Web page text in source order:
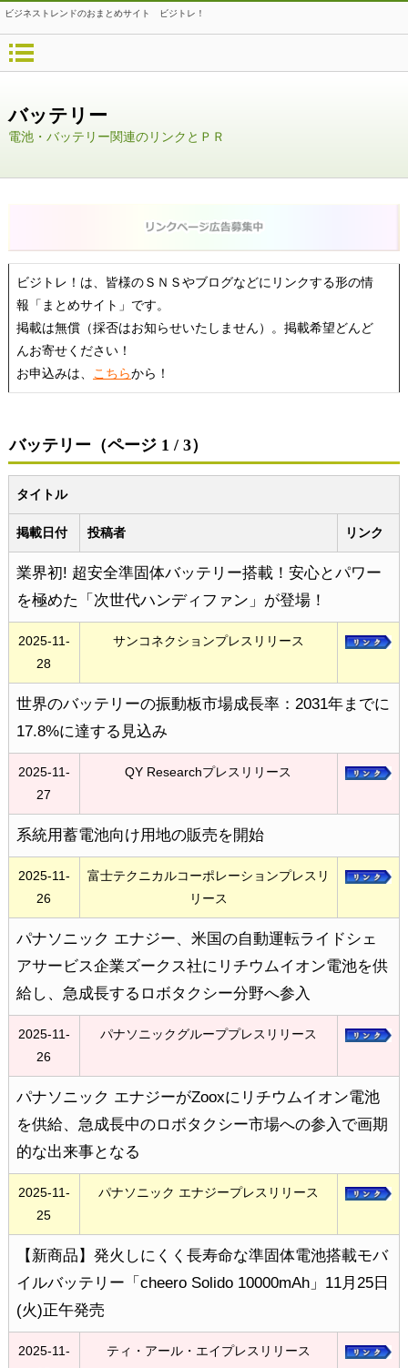
ビジネストレンドのおまとめサイト ビジトレ！
バッテリー
電池・バッテリー関連のリンクとＰＲ
ビジトレ！は、皆様のＳＮＳやブログなどにリンクする形の情
報「まとめサイト」です。
掲載は無償（採否はお知らせいたしません）。掲載希望どんど
んお寄せください！
お申込みは、
こちらから！
バッテリー（ページ 1 / 3）
タイトル
掲載日付 投稿者 リンク
業界初! 超安全準固体バッテリー搭載！安心とパワー
を極めた「次世代ハンディファン」が登場！
2025-11-
28
サンコネクションプレスリリース
世界のバッテリーの振動板市場成長率：2031年までに
17.8%に達する見込み
2025-11-
27
QY Researchプレスリリース
系統用蓄電池向け用地の販売を開始
2025-11-
26
富士テクニカルコーポレーションプレスリ
リース
パナソニック エナジー、米国の自動運転ライドシェ
アサービス企業ズークス社にリチウムイオン電池を供
給し、急成長するロボタクシー分野へ参入
2025-11-
26
パナソニックグループプレスリリース
パナソニック エナジーがZooxにリチウムイオン電池
を供給、急成長中のロボタクシー市場への参入で画期
的な出来事となる
2025-11-
25
パナソニック エナジープレスリリース
【新商品】発火しにくく長寿命な準固体電池搭載モバ
イルバッテリー「cheero Solido 10000mAh」11月25日
(火)正午発売
2025-11-
ティ・アール・エイプレスリリース